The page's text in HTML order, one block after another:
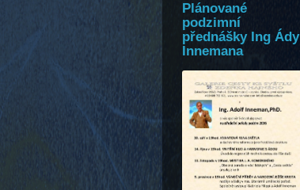
Plánované
podzimní
přednášky Ing Ády
Innemana